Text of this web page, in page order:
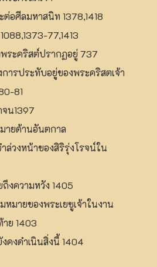
ศีลมหาสนิท 1378,1418
77,1413
ะคริสต์ปรากฏอยู่ 737
ประทับอยู่ของพระคริสตเจ้า
81
น1397
ายด้านอันตกาล
งหน้าของสิริรุ่งโรจน์ใน
ความหวัง 1405
ายของพระเยซูเจ้าในงาน
าย 1403
ดำเนินสิ่งนี้ 1404